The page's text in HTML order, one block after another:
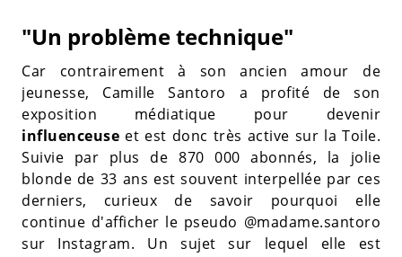
"Un problème technique"
Car contrairement à son ancien amour de
jeunesse, Camille Santoro a profité de son
exposition médiatique pour devenir
influenceuse et est donc très active sur la Toile.
Suivie par plus de 870 000 abonnés, la jolie
blonde de 33 ans est souvent interpellée par ces
derniers, curieux de savoir pourquoi elle
continue d'afficher le pseudo @madame.santoro
sur Instagram. Un sujet sur lequel elle est